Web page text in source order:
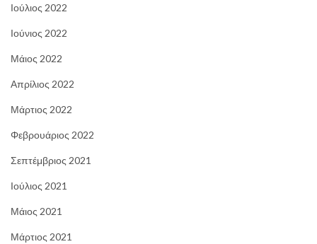
Ιούλιος 2022
Ιούνιος 2022
Μάιος 2022
Απρίλιος 2022
Μάρτιος 2022
Φεβρουάριος 2022
Σεπτέμβριος 2021
Ιούλιος 2021
Μάιος 2021
Μάρτιος 2021